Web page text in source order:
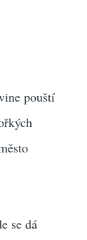
pouští
se dá